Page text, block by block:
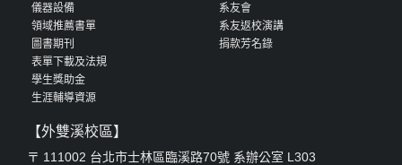
儀器設備
領域推薦書單
圖書期刊
表單下載及法規
學生獎助金
生涯輔導資源
系友會
系友返校演講
捐款芳名錄
【外雙溪校區】
〒 111002 台北市士林區臨溪路70號 系辦公室 L303